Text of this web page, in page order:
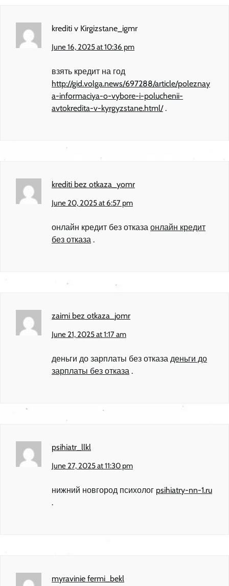
krediti v Kirgizstane_igmr
June 16, 2025 at 10:36 pm
взять кредит на год
http://gid.volga.news/697288/article/poleznay
a-informaciya-o-vybore-i-poluchenii-
avtokredita-v-kyrgyzstane.html/.
krediti bez otkaza_yomr
June 20, 2025 at 6:57 pm
онлайн кредит без отказа онлайн кредит
без отказа .
zaimi bez otkaza_jomr
June 21, 2025 at 1:17 am
деньги до зарплаты без отказа деньги до
зарплаты без отказа .
psihiatr_llkl
June 27, 2025 at 11:30 pm
нижний новгород психолог psihiatry-nn-1.ru
.
myravinie fermi_bekl